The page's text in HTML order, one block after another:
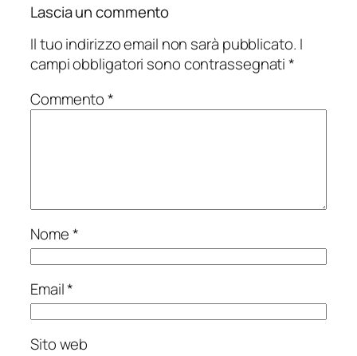
Lascia un commento
Il tuo indirizzo email non sarà pubblicato. I
campi obbligatori sono contrassegnati*
Commento*
Nome*
Email*
Sito web